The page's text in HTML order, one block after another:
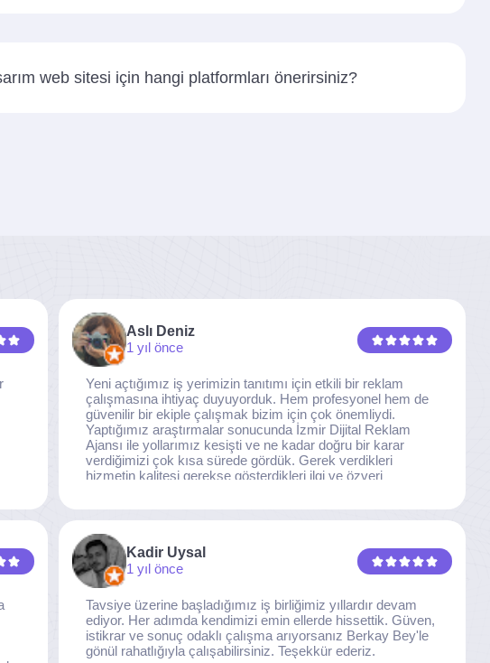
web sitesi için hangi platformları önerirsiniz?
Aslı Deniz
1 yıl önce
Yeni açtığımız iş yerimizin tanıtımı için etkili bir reklam
çalışmasına ihtiyaç duyuyorduk. Hem profesyonel hem de
güvenilir bir ekiple çalışmak bizim için çok önemliydi.
Yaptığımız araştırmalar sonucunda İzmir Dijital Reklam
Ajansı ile yollarımız kesişti ve ne kadar doğru bir karar
verdiğimizi çok kısa sürede gördük. Gerek verdikleri
hizmetin kalitesi gerekse gösterdikleri ilgi ve özveri
Kaliteden asla taviz vermeyen, her detaya özen gösteren
İzmir Dijital Reklam Ajansı ekibine gönülden teşekkür
ederiz.
Kadir Uysal
1 yıl önce
Tavsiye üzerine başladığımız iş birliğimiz yıllardır devam
ediyor. Her adımda kendimizi emin ellerde hissettik. Güven,
istikrar ve sonuç odaklı çalışma arıyorsanız Berkay Bey'le
gönül rahatlığıyla çalışabilirsiniz. Teşekkür ederiz.